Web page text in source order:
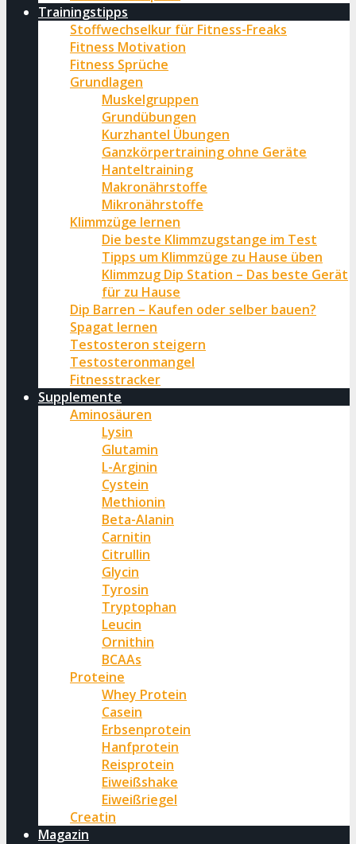
Trainingstipps
Stoffwechselkur für Fitness-Freaks
Fitness Motivation
Fitness Sprüche
Grundlagen
Muskelgruppen
Grundübungen
Kurzhantel Übungen
Ganzkörpertraining ohne Geräte
Hanteltraining
Makronährstoffe
Mikronährstoffe
Klimmzüge lernen
Die beste Klimmzugstange im Test
Tipps um Klimmzüge zu Hause üben
Klimmzug Dip Station – Das beste Gerät
für zu Hause
Dip Barren – Kaufen oder selber bauen?
Spagat lernen
Testosteron steigern
Testosteronmangel
Fitnesstracker
Supplemente
Aminosäuren
Lysin
Glutamin
L-Arginin
Cystein
Methionin
Beta-Alanin
Carnitin
Citrullin
Glycin
Tyrosin
Tryptophan
Leucin
Ornithin
BCAAs
Proteine
Whey Protein
Casein
Erbsenprotein
Hanfprotein
Reisprotein
Eiweißshake
Eiweißriegel
Creatin
Magazin